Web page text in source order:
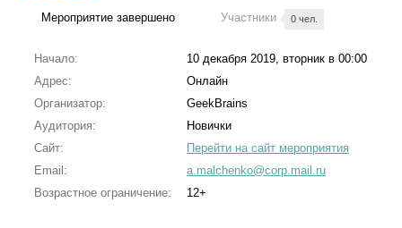
Мероприятие завершено Участники 0 чел.
Начало:
10 декабря 2019, вторник в 00:00
Адрес:
Онлайн
Организатор:
GeekBrains
Аудитория:
Новички
Сайт:
Перейти на сайт мероприятия
Email:
a.malchenko@corp.mail.ru
Возрастное ограничение:
12+